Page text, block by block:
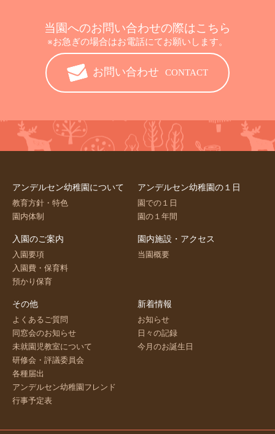
当園へのお問い合わせの際はこちら
※お急ぎの場合はお電話にてお願いします。
お問い合わせ CONTACT
アンデルセン幼稚園について
教育方針・特色
園内体制
アンデルセン幼稚園の１日
園での１日
園の１年間
入園のご案内
入園要項
入園費・保育料
預かり保育
園内施設・アクセス
当園概要
その他
よくあるご質問
同窓会のお知らせ
未就園児教室について
研修会・評議委員会
各種届出
アンデルセン幼稚園フレンド
行事予定表
新着情報
お知らせ
日々の記録
今月のお誕生日